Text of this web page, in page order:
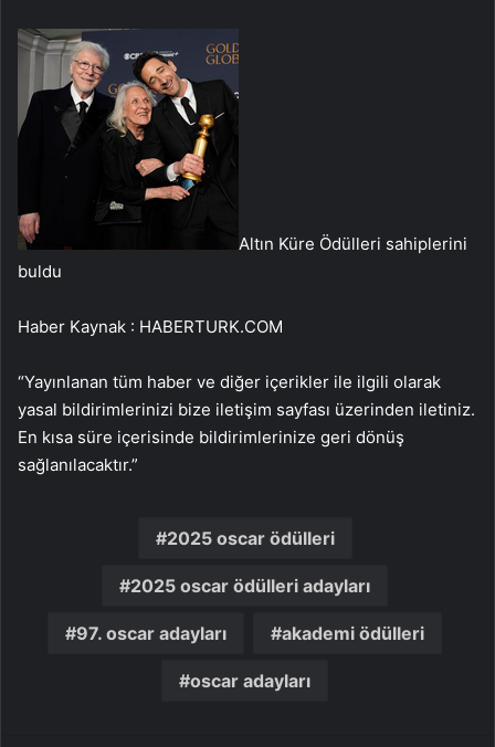
Altın Küre Ödülleri sahiplerini
buldu
Haber Kaynak : HABERTURK.COM
“Yayınlanan tüm haber ve diğer içerikler ile ilgili olarak
yasal bildirimlerinizi bize iletişim sayfası üzerinden iletiniz.
En kısa süre içerisinde bildirimlerinize geri dönüş
sağlanılacaktır.”
2025 oscar ödülleri
2025 oscar ödülleri adayları
97. oscar adayları akademi ödülleri
oscar adayları